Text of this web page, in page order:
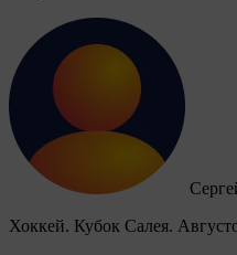
Хоккей. Кубок Салея.